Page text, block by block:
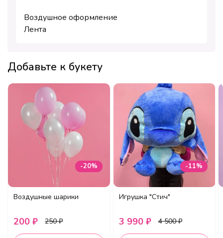
Воздушное оформление
Лента
Добавьте к букету
-20%
Воздушные шарики
200 ₽ 250 ₽
-11%
Игрушка "Стич"
3 990 ₽ 4 500 ₽